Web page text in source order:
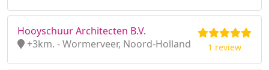
Hooyschuur Architecten B.V.
+3km. - Wormerveer, Noord-Holland
1 review